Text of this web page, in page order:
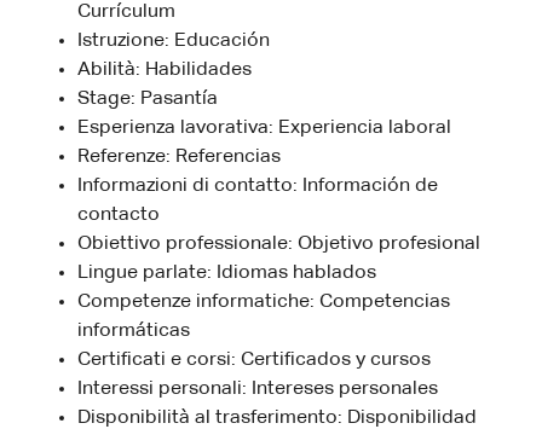
Currículum
Istruzione: Educación
Abilità: Habilidades
Stage: Pasantía
Esperienza lavorativa: Experiencia laboral
Referenze: Referencias
Informazioni di contatto: Información de
contacto
Obiettivo professionale: Objetivo profesional
Lingue parlate: Idiomas hablados
Competenze informatiche: Competencias
informáticas
Certificati e corsi: Certificados y cursos
Interessi personali: Intereses personales
Disponibilità al trasferimento: Disponibilidad